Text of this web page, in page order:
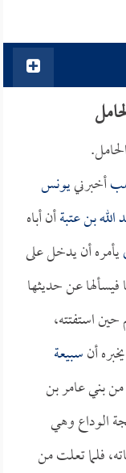
أخبرنييونس
الله بن عتبةأن أباه
يأمره أن يدخل على
عن حديثها
استفتته،
يخبره أنسبيعة
بني عامر بن
الوداع وهي
فلما تعلت من